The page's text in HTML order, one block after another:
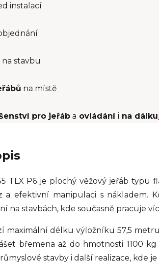
instalací
stavbu
na místě
pro jeřáb a ovládání i na dálku
TLX P6 je plochý věžový jeřáb
a efektivní manipulaci s nákladem.
na stavbách, kde současně pracuje
maximální délku výložníku 57,5
břemena až do hmotnosti 1100
stavby i další realizace, kde